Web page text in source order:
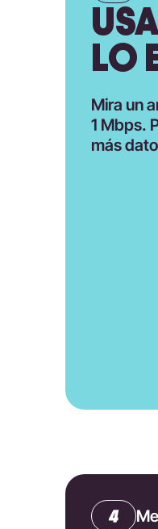
LO
Mira un
1 Mbps.
más